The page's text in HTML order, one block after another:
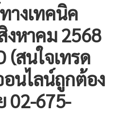
างเทคนิค
งหาคม 2568
(สนใจเทรด
นไลน์ถูกต้อง
02-675-